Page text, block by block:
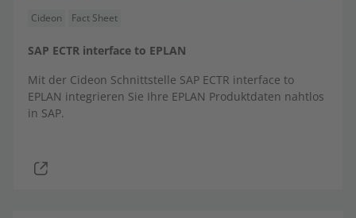
Cideon Fact Sheet
SAP ECTR interface to EPLAN
Mit der Cideon Schnittstelle SAP ECTR interface to
EPLAN integrieren Sie Ihre EPLAN Produktdaten nahtlos
in SAP.